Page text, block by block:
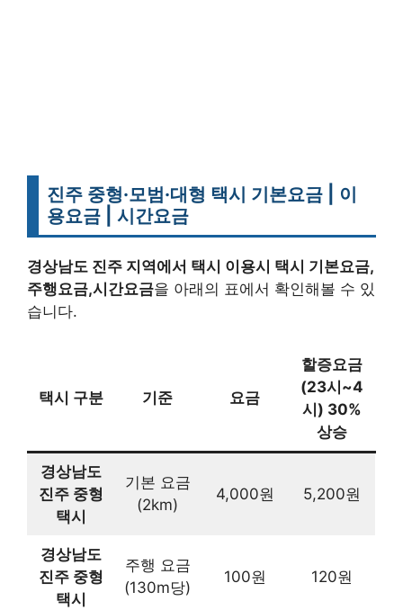
진주 중형·모범·대형 택시 기본요금 | 이
용요금 | 시간요금
경상남도 진주 지역에서 택시 이용시 택시 기본요금,
주행요금,시간요금을 아래의 표에서 확인해볼 수 있
습니다.
택시 구분 기준 요금
할증요금
(23시~4
시) 30%
상승
경상남도
진주 중형
택시
기본 요금
(2km)
4,000원 5,200원
경상남도
진주 중형
택시
주행 요금
(130m당)
100원 120원